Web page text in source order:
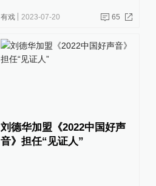
有戏 2023-07-20 65
刘德华加盟《2022中国好声
音》担任“见证人”